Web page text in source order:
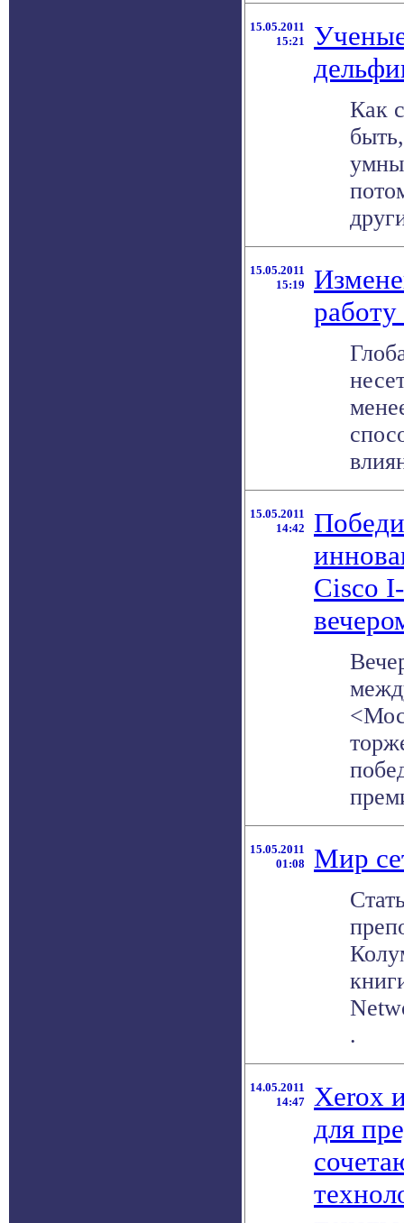
15.05.2011
15:21
Как
15.05.2011
15:19
15.05.2011
14:42
Cisco
15.05.2011
01:08
Мир
.
14.05.2011
14:47
Xerox
для